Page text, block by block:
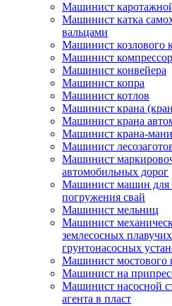
Машинист
Машинист катка
вальцами
Машинист козлового
Машинист
Машинист конвейера
Машинист копра
Машинист котлов
Машинист крана
Машинист крана
Машинист крана-
Машинист
Машинист
автомобильных дорог
Машинист машин для
погружения свай
Машинист мельниц
Машинист
землесосных
грунтонасосных
Машинист мостового
Машинист на
Машинист насосной
агента в пласт